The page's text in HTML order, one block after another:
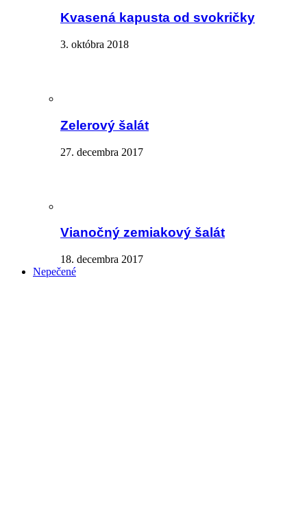
Kvasená kapusta od svokričky
3. októbra 2018
Zelerový šalát
27. decembra 2017
Vianočný zemiakový šalát
18. decembra 2017
Nepečené